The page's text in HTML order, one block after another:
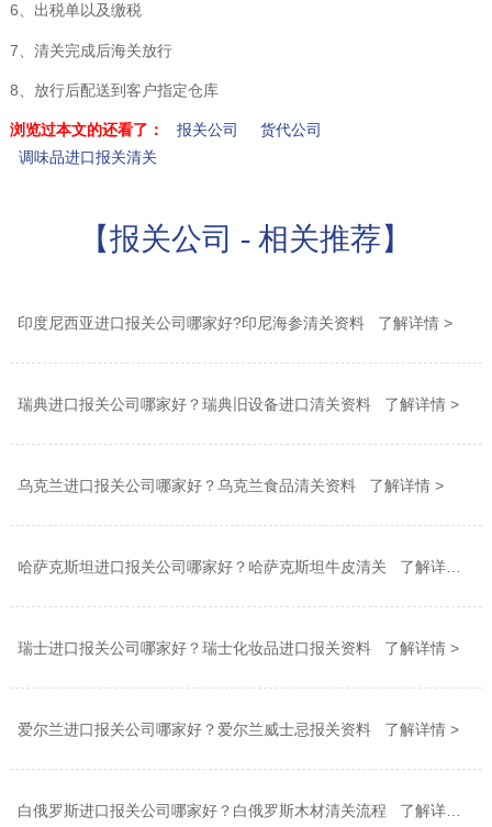
6、出税单以及缴税
7、清关完成后海关放行
8、放行后配送到客户指定仓库
浏览过本文的还看了： 报关公司
货代公司
调味品进口报关清关
【报关公司 - 相关推荐】
印度尼西亚进口报关公司哪家好?印尼海参清关资料 了解详情 >
瑞典进口报关公司哪家好？瑞典旧设备进口清关资料 了解详情 >
乌克兰进口报关公司哪家好？乌克兰食品清关资料 了解详情 >
哈萨克斯坦进口报关公司哪家好？哈萨克斯坦牛皮清关 了解详情 >
瑞士进口报关公司哪家好？瑞士化妆品进口报关资料 了解详情 >
爱尔兰进口报关公司哪家好？爱尔兰威士忌报关资料 了解详情 >
白俄罗斯进口报关公司哪家好？白俄罗斯木材清关流程 了解详情 >